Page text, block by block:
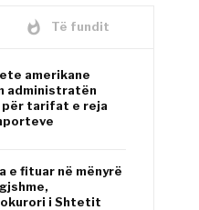
whatshot Të fundit
amerikane
administratën
për tarifat e reja
e fituar në mënyrë
i Shtetit